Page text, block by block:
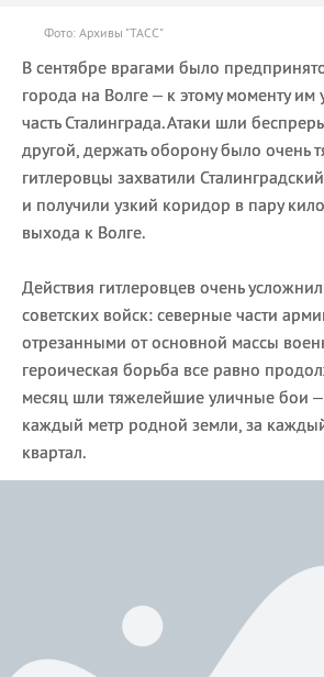
Фото: Архивы "ТАСС"
В сентябре врагами было
города на Волге – к этому моменту им
часть Сталинграда. Атаки шли
другой, держать оборону было очень
гитлеровцы захватили
и получили узкий коридор в пару
выхода к Волге.
Действия гитлеровцев очень
советских войск: северные части
отрезанными от основной массы
героическая борьба все равно
месяц шли тяжелейшие уличные бои –
каждый метр родной земли, за
квартал.